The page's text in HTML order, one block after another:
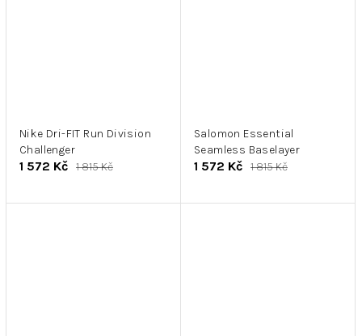
Nike Dri-FIT Run Division
Challenger
1 572 Kč 1 815 Kč
Salomon Essential
Seamless Baselayer
1 572 Kč 1 815 Kč